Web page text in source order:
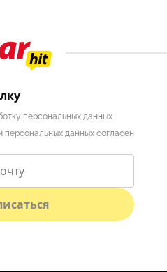
персональных данных
персональных данных согласен